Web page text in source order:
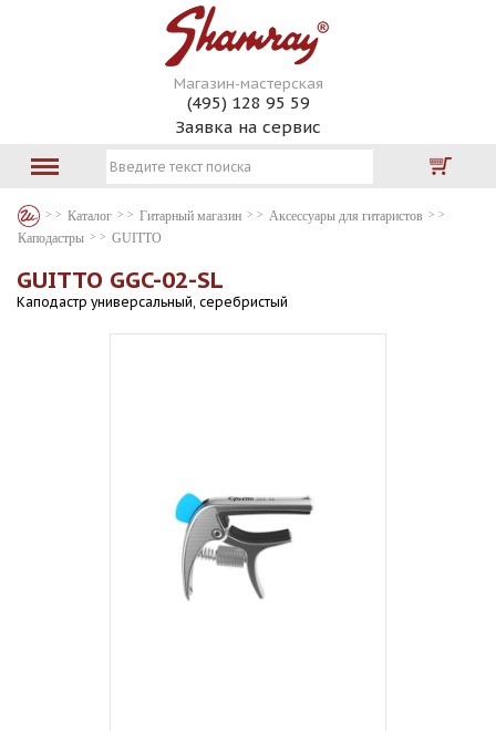
Магазин-мастерская
(495) 128 95 59
Заявка на сервис
Каталог Гитарный магазин
Аксессуары для гитаристов
Каподастры
GUITTO
GUITTO GGC-02-SL
Каподастр универсальный, серебристый